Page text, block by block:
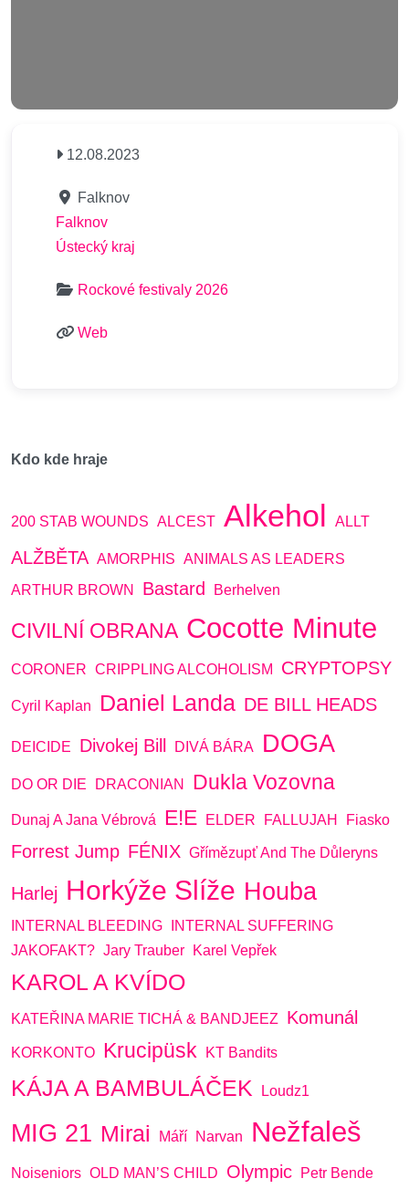
12.08.2023
Falknov
Falknov
Ústecký kraj
Rockové festivaly 2026
Web
Kdo kde hraje
200 STAB WOUNDS ALCEST Alkehol ALLT
ALŽBĚTA AMORPHIS ANIMALS AS LEADERS
ARTHUR BROWN
Bastard Berhelven
CIVILNÍ OBRANA Cocotte Minute
CORONER CRIPPLING ALCOHOLISM CRYPTOPSY
Cyril Kaplan Daniel Landa DE BILL HEADS
DEICIDE Divokej Bill DIVÁ BÁRA DOGA
DO OR DIE DRACONIAN Dukla Vozovna
Dunaj A Jana Vébrová E!E ELDER FALLUJAH Fiasko
Forrest Jump FÉNIX Gřímězupť And The Důleryns
Harlej Horkýže Slíže Houba
INTERNAL BLEEDING
INTERNAL SUFFERING
JAKOFAKT? Jary Trauber Karel Vepřek
KAROL A KVÍDO
KATEŘINA MARIE TICHÁ & BANDJEEZ Komunál
KORKONTO Krucipüsk KT Bandits
KÁJA A BAMBULÁČEK Loudz1
MIG 21 Mirai Máří Narvan Nežfaleš
Noiseniors OLD MAN’S CHILD Olympic Petr Bende